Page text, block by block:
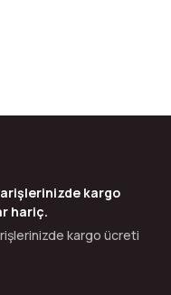
kargo
hariç.
kargo ücreti